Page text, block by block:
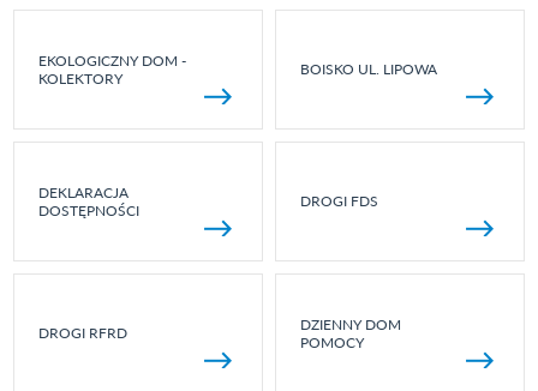
EKOLOGICZNY DOM -
KOLEKTORY
BOISKO UL. LIPOWA
DEKLARACJA
DOSTĘPNOŚCI
DROGI FDS
DROGI RFRD
DZIENNY DOM
POMOCY